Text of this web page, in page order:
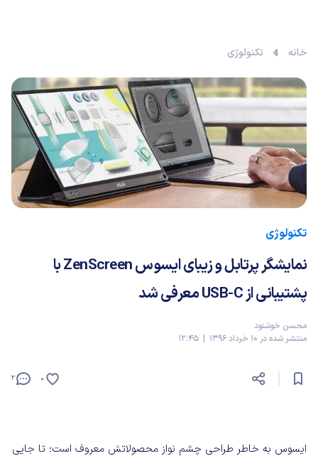
خانه تکنولوژی
تکنولوژی
نمایشگر پرتابل و زیبای ایسوس ZenScreen با
پشتیبانی از USB-C معرفی شد
محسن خوشنود
منتشر شده در 10 خرداد 1396 | 12:45
2 0
ایسوس به خاطر طراحی چشم نواز محصولاتش معروف است؛ تا جایی